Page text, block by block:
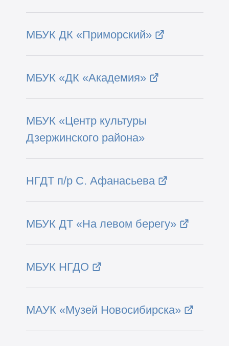
МБУК ДК «Приморский»
МБУК «ДК «Академия»
МБУК «Центр культуры
Дзержинского района»
НГДТ п/р С. Афанасьева
МБУК ДТ «На левом берегу»
МБУК НГДО
МАУК «Музей Новосибирска»